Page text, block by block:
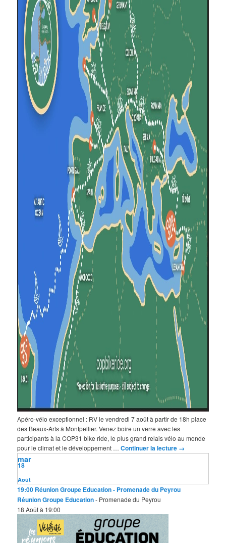
Apéro-vélo exceptionnel : RV le vendredi 7 août à partir de 18h place
des Beaux-Arts à Montpellier. Venez boire un verre avec les
participants à la COP31 bike ride, le plus grand relais vélo au monde
pour le climat et le développement …Continuer la lecture →
Août
18
mar
19:00 Réunion Groupe Education- Promenade du Peyrou
Réunion Groupe Education- Promenade du Peyrou
18 Août à 19:00